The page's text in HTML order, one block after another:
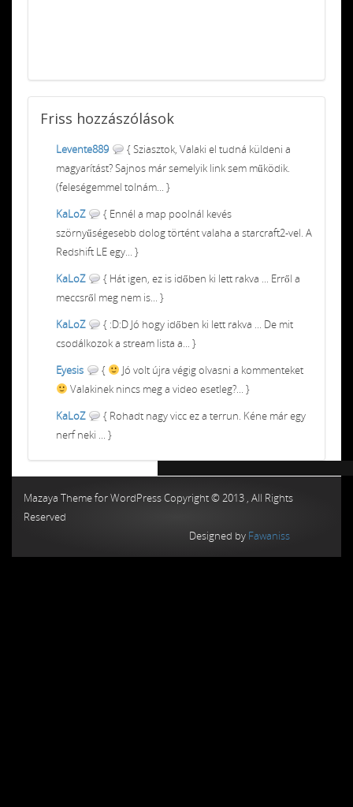
Friss hozzászólások
Levente889
{ Sziasztok, Valaki el tudná küldeni a
magyarítást? Sajnos már semelyik link sem működik.
(feleségemmel tolnám... }
KaLoZ
{ Ennél a map poolnál kevés
szörnyűségesebb dolog történt valaha a starcraft2-vel. A
Redshift LE egy... }
KaLoZ
{ Hát igen, ez is időben ki lett rakva ... Erről a
meccsről meg nem is... }
KaLoZ
{ :D:D Jó hogy időben ki lett rakva ... De mit
csodálkozok a stream lista a... }
Eyesis
{
Jó volt újra végig olvasni a kommenteket
Valakinek nincs meg a video esetleg?... }
KaLoZ
{ Rohadt nagy vicc ez a terrun. Kéne már egy
nerf neki ... }
Mazaya Theme for WordPress Copyright © 2013 , All Rights
Reserved
Designed by Fawaniss